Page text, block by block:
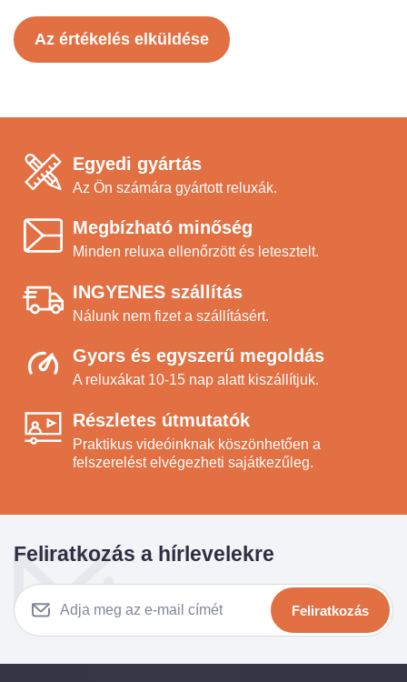
Az értékelés elküldése
Egyedi gyártás
Az Ön számára gyártott reluxák.
Megbízható minőség
Minden reluxa ellenőrzött és letesztelt.
INGYENES szállítás
Nálunk nem fizet a szállításért.
Gyors és egyszerű megoldás
A reluxákat 10-15 nap alatt kiszállítjuk.
Részletes útmutatók
Praktikus videóinknak köszönhetően a
felszerelést elvégezheti sajátkezűleg.
Feliratkozás a hírlevelekre
Feliratkozás